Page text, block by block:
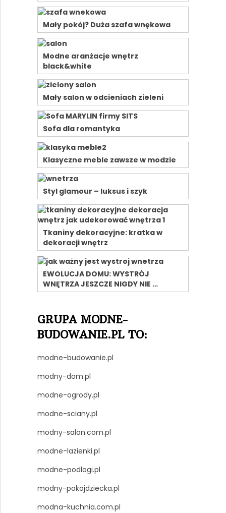
Mały pokój? Duża szafa wnękowa
Modne aranżacje wnętrz
black&white
Mały salon w odcieniach zieleni
Sofa dla romantyka
Klasyczne meble zawsze w modzie
Styl glamour – luksus i szyk
Tkaniny dekoracyjne: kratka w
dekoracji wnętrz
EWOLUCJA DOMU: WYSTRÓJ
WNĘTRZA JESZCZE NIGDY NIE …
GRUPA MODNE-
BUDOWANIE.PL TO:
modne-budowanie.pl
modny-dom.pl
modne-ogrody.pl
modne-sciany.pl
modny-salon.com.pl
modne-lazienki.pl
modne-podlogi.pl
modny-pokojdziecka.pl
modna-kuchnia.com.pl